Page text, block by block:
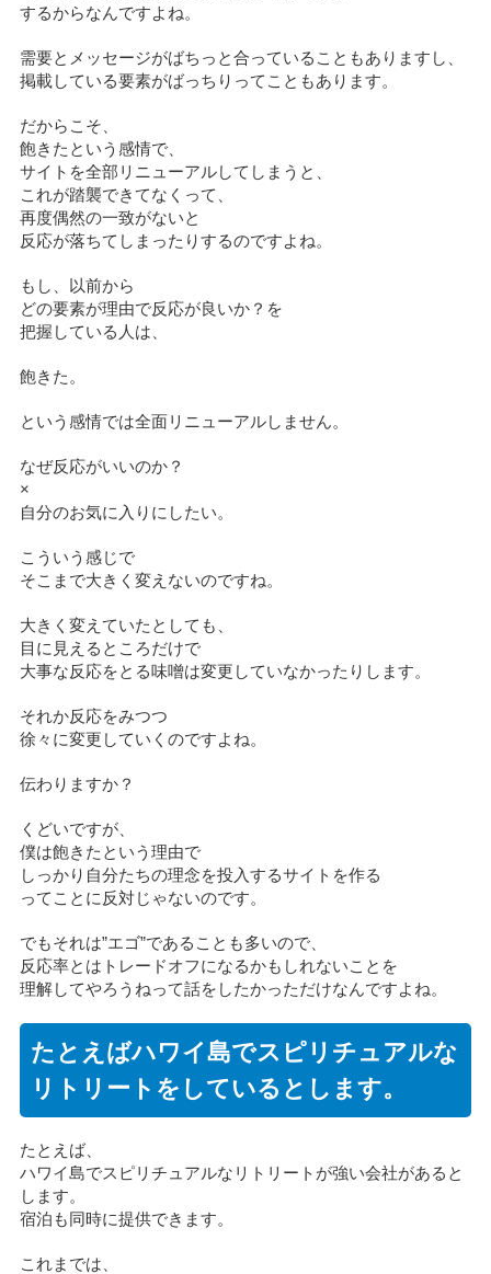
するからなんですよね。
需要とメッセージがばちっと合っていることもありますし、
掲載している要素がばっちりってこともあります。
だからこそ、
飽きたという感情で、
サイトを全部リニューアルしてしまうと、
これが踏襲できてなくって、
再度偶然の一致がないと
反応が落ちてしまったりするのですよね。
もし、以前から
どの要素が理由で反応が良いか？を
把握している人は、
飽きた。
という感情では全面リニューアルしません。
なぜ反応がいいのか？
×
自分のお気に入りにしたい。
こういう感じで
そこまで大きく変えないのですね。
大きく変えていたとしても、
目に見えるところだけで
大事な反応をとる味噌は変更していなかったりします。
それか反応をみつつ
徐々に変更していくのですよね。
伝わりますか？
くどいですが、
僕は飽きたという理由で
しっかり自分たちの理念を投入するサイトを作る
ってことに反対じゃないのです。
でもそれは”エゴ”であることも多いので、
反応率とはトレードオフになるかもしれないことを
理解してやろうねって話をしたかっただけなんですよね。
たとえばハワイ島でスピリチュアルな
リトリートをしているとします。
たとえば、
ハワイ島でスピリチュアルなリトリートが強い会社があると
します。
宿泊も同時に提供できます。
これまでは、